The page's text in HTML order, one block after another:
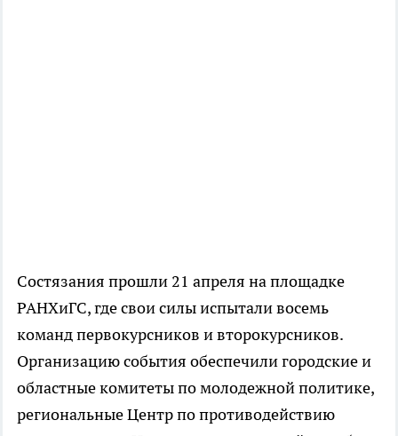
Состязания прошли 21 апреля на площадке
РАНХиГС, где свои силы испытали восемь
команд первокурсников и второкурсников.
Организацию события обеспечили городские и
областные комитеты по молодежной политике,
региональные Центр по противодействию